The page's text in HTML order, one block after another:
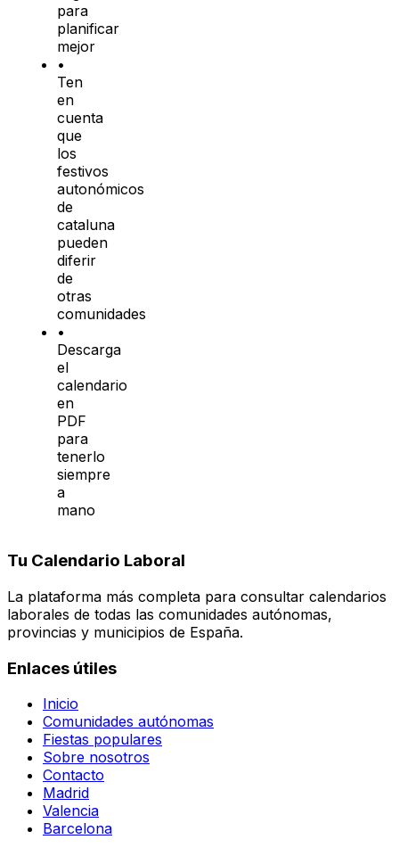
para
planificar
mejor
•
Ten
en
cuenta
que
los
festivos
autonómicos
de
cataluna
pueden
diferir
de
otras
comunidades
•
Descarga
el
calendario
en
PDF
para
tenerlo
siempre
a
mano
Tu Calendario Laboral
La plataforma más completa para consultar calendarios
laborales de todas las comunidades autónomas,
provincias y municipios de España.
Enlaces útiles
Inicio
Comunidades autónomas
Fiestas populares
Sobre nosotros
Contacto
Madrid
Valencia
Barcelona